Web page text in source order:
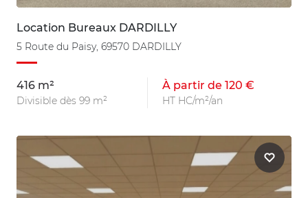
Location Bureaux DARDILLY
5 Route du Paisy, 69570 DARDILLY
416 m²
Divisible dès 99 m²
À partir de 120 €
HT HC/m²/an